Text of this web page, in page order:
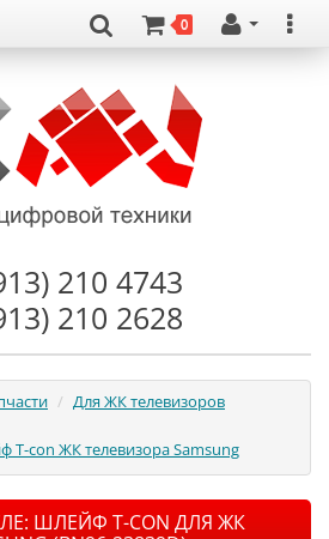
0
210 4743
210 2628
Для ЖК телевизоров
T-con ЖК телевизора Samsung
ШЛЕЙФ T-CON ДЛЯ ЖК